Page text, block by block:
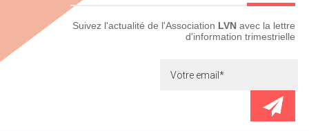
Newsletter Suivez l'actualité de l'Association LVN avec la lettre
d'information trimestrielle